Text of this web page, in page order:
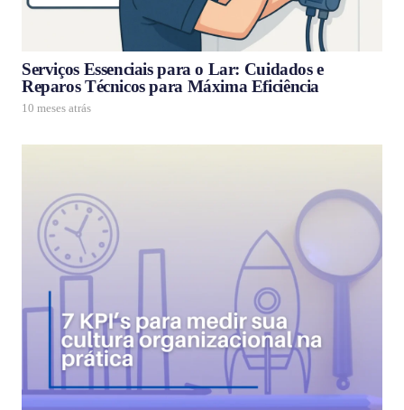
Serviços Essenciais para o Lar: Cuidados e
Reparos Técnicos para Máxima Eficiência
10 meses atrás